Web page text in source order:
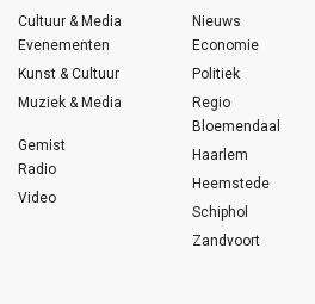
Cultuur & Media
Evenementen
Kunst & Cultuur
Muziek & Media
Gemist
Radio
Video
Nieuws
Economie
Politiek
Regio
Bloemendaal
Haarlem
Heemstede
Schiphol
Zandvoort